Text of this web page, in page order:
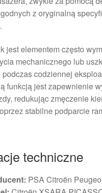
z oryginalną
jest elementem często
mechanicznego lub
podczas codziennej
funkcją jest zapewnienie
redukując zmęczenie
stabilne podparcie
techniczne
PSA Citroën